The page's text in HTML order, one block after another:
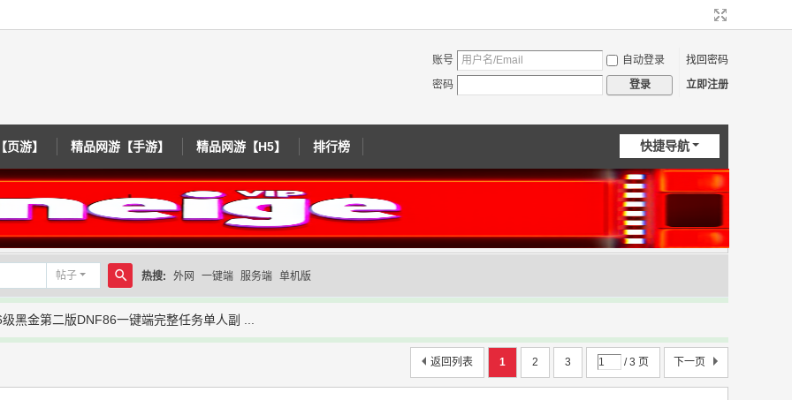
账号 自动登录
找回密码
密码
登录 立即注册
快捷导航
游】 精品网游【手游】 精品网游【H5】 排行榜
帖子
搜
索
热搜: 外网 一键端 服务端 单机版
黑金第二版DNF86一键端完整任务单人副 ...
1 2 3 / 3 页 下一页
返回列表